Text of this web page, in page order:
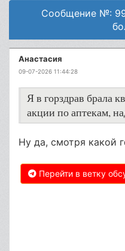
Сообщение №:
Анастасия
09-07-2026 11:44:28
Я в горздрав брала
акции по аптекам,
Ну да, смотря какой
Перейти в ветку